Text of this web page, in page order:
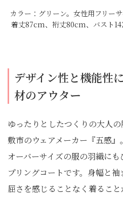
カラー：グリーン。女性用フリー
着丈87cm、裄丈80cm、バスト
デザイン性と機能性
材のアウター
ゆったりとしたつくりの大人
敷市のウェアメーカー『五感』
オーバーサイズの服の羽織に
プリングコートです。身幅と
屈さを感じることなく着ること